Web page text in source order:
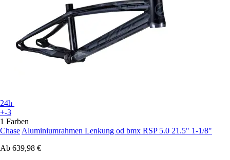
24h
+-3
1 Farben
Chase Aluminiumrahmen Lenkung od bmx RSP 5.0 21.5" 1-1/8"
Ab 639,98 €